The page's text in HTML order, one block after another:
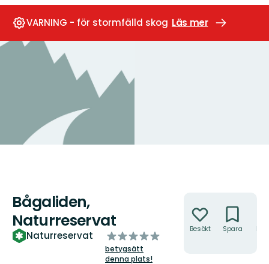
VARNING - för stormfälld skog Läs mer
Bågaliden,
Naturreservat
Naturreservat
av
5
stjärnor
betygsätt
denna plats!
Besökt Spara